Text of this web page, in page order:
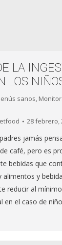
LA
LOS
sanos,
28 febrero,
jamás
café, pero es
bebidas que
alimentos y
reducir al
en el caso de